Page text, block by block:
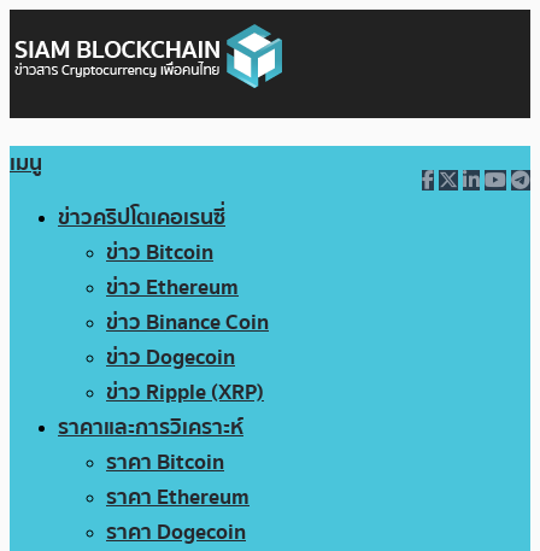
เมนู
ข่าวคริปโตเคอเรนซี่
ข่าว Bitcoin
ข่าว Ethereum
ข่าว Binance Coin
ข่าว Dogecoin
ข่าว Ripple (XRP)
ราคาและการวิเคราะห์
ราคา Bitcoin
ราคา Ethereum
ราคา Dogecoin